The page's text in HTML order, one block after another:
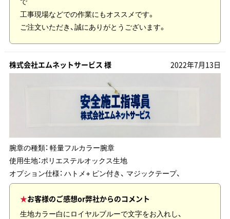
工事現場などでの作業にもオススメです。
ご注文いただき、誠にありがとうございます。
株式会社エムネットサービス 様 2022年7月13日
腕章の種類： 軽量フルカラー腕章
使用生地：ポリエステルオックス生地
オプション仕様： ハトメ+ ピン付き、 マジックテープ、
お客様のご感想or弊社からのコメント
生地カラー白にロイヤルブルーで文字をお入れし、